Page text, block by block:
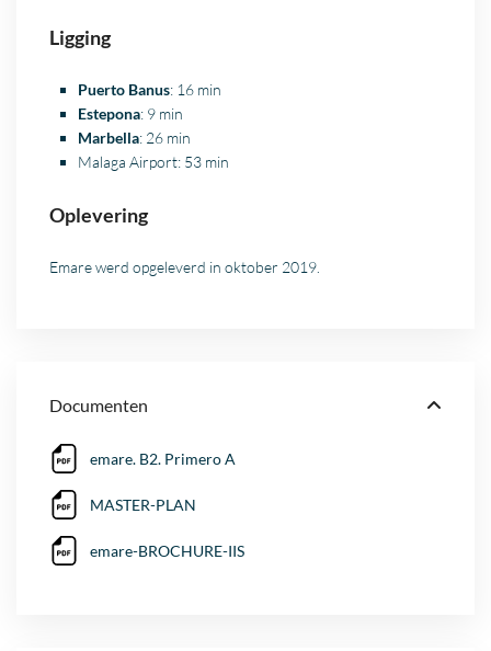
Ligging
Puerto Banus: 16 min
Estepona: 9 min
Marbella: 26 min
Malaga Airport: 53 min
Oplevering
Emare werd opgeleverd in oktober 2019.
Documenten
emare. B2. Primero A
MASTER-PLAN
emare-BROCHURE-IIS